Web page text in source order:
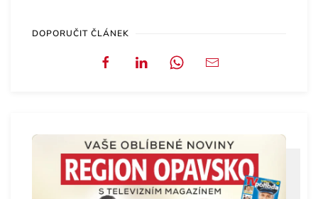
DOPORUČIT ČLÁNEK